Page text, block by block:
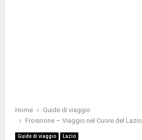
Home
Guide di viaggio
Frosinone – Viaggio nel Cuore del Lazio
Guide di viaggio Lazio